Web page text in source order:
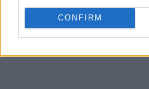
CONFIRM